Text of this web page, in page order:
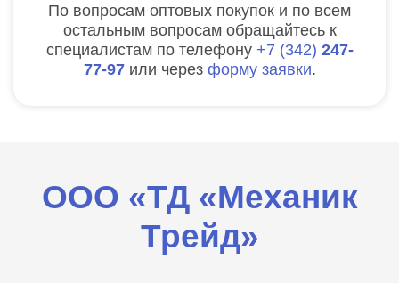
По вопросам оптовых покупок и по всем
остальным вопросам обращайтесь к
специалистам по телефону
7 342 247-
77-97 или через форму заявки.
ООО «ТД «Механик
Трейд»